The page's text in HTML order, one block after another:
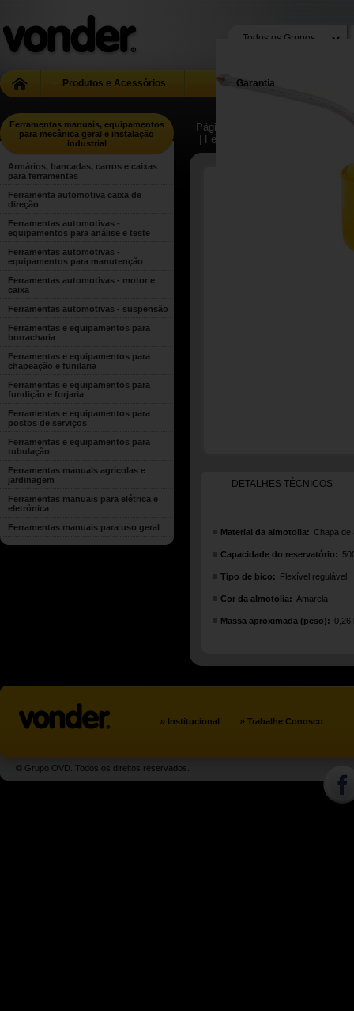
Produtos e Acessórios Garantia
Ferramentas manuais, equipamentos
para mecânica geral e instalação
industrial
Armários, bancadas, carros e caixas
para ferramentas
Ferramenta automotiva caixa de
direção
Ferramentas automotivas -
equipamentos para análise e teste
Ferramentas automotivas -
equipamentos para manutenção
Ferramentas automotivas - motor e
caixa
Ferramentas automotivas - suspensão
Ferramentas e equipamentos para
borracharia
Ferramentas e equipamentos para
chapeação e funilaria
Ferramentas e equipamentos para
fundição e forjaria
Ferramentas e equipamentos para
postos de serviços
Ferramentas e equipamentos para
tubulação
Ferramentas manuais agrícolas e
jardinagem
Ferramentas manuais para elétrica e
eletrônica
Ferramentas manuais para uso geral
Página Inicial
| Ferramentas e equipamentos
DETALHES TÉCNICOS
Material da almotolia: Chapa de
Capacidade do reservatório:
Tipo de bico: Flexível regulável
Cor da almotolia: Amarela
Massa aproximada (peso): 0,26
» Institucional » Trabalhe Conosco
© Grupo OVD. Todos os direitos reservados.